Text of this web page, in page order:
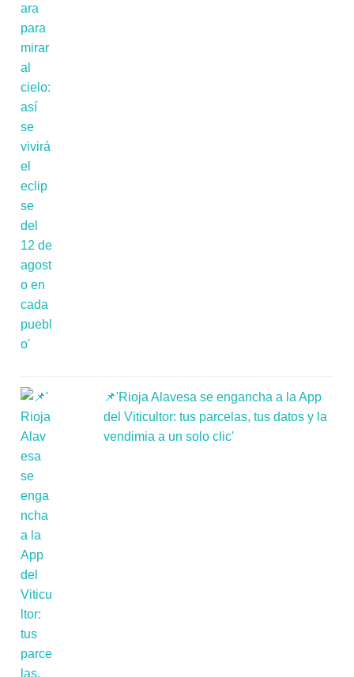
📌'Rioja Alavesa se engancha a la App
del Viticultor: tus parcelas, tus datos y la
vendimia a un solo clic'